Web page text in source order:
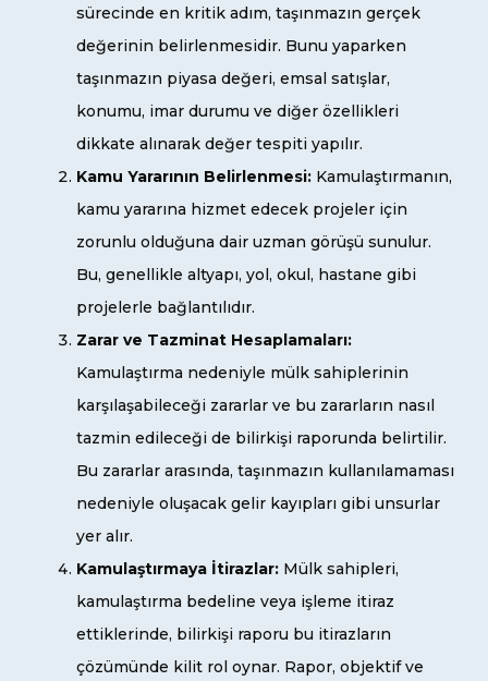
sürecinde en kritik adım, taşınmazın gerçek
değerinin belirlenmesidir. Bunu yaparken
taşınmazın piyasa değeri, emsal satışlar,
konumu, imar durumu ve diğer özellikleri
dikkate alınarak değer tespiti yapılır.
Kamu Yararının Belirlenmesi: Kamulaştırmanın,
kamu yararına hizmet edecek projeler için
zorunlu olduğuna dair uzman görüşü sunulur.
Bu, genellikle altyapı, yol, okul, hastane gibi
projelerle bağlantılıdır.
Zarar ve Tazminat Hesaplamaları:
Kamulaştırma nedeniyle mülk sahiplerinin
karşılaşabileceği zararlar ve bu zararların nasıl
tazmin edileceği de bilirkişi raporunda belirtilir.
Bu zararlar arasında, taşınmazın kullanılamaması
nedeniyle oluşacak gelir kayıpları gibi unsurlar
yer alır.
Kamulaştırmaya İtirazlar: Mülk sahipleri,
kamulaştırma bedeline veya işleme itiraz
ettiklerinde, bilirkişi raporu bu itirazların
çözümünde kilit rol oynar. Rapor, objektif ve